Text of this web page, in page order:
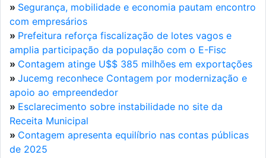
» Segurança, mobilidade e economia pautam encontro
com empresários
» Prefeitura reforça fiscalização de lotes vagos e
amplia participação da população com o E-Fisc
» Contagem atinge U$$ 385 milhões em exportações
» Jucemg reconhece Contagem por modernização e
apoio ao empreendedor
» Esclarecimento sobre instabilidade no site da
Receita Municipal
» Contagem apresenta equilíbrio nas contas públicas
de 2025